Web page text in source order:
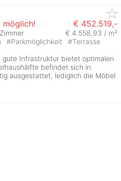
möglich! € 452.519,-
€ 4.558,93 / m²
#Parkmöglichkeit #Terrasse
gute Infrastruktur bietet optimalen
befindet sich in
ausgestattet, lediglich die Möbel